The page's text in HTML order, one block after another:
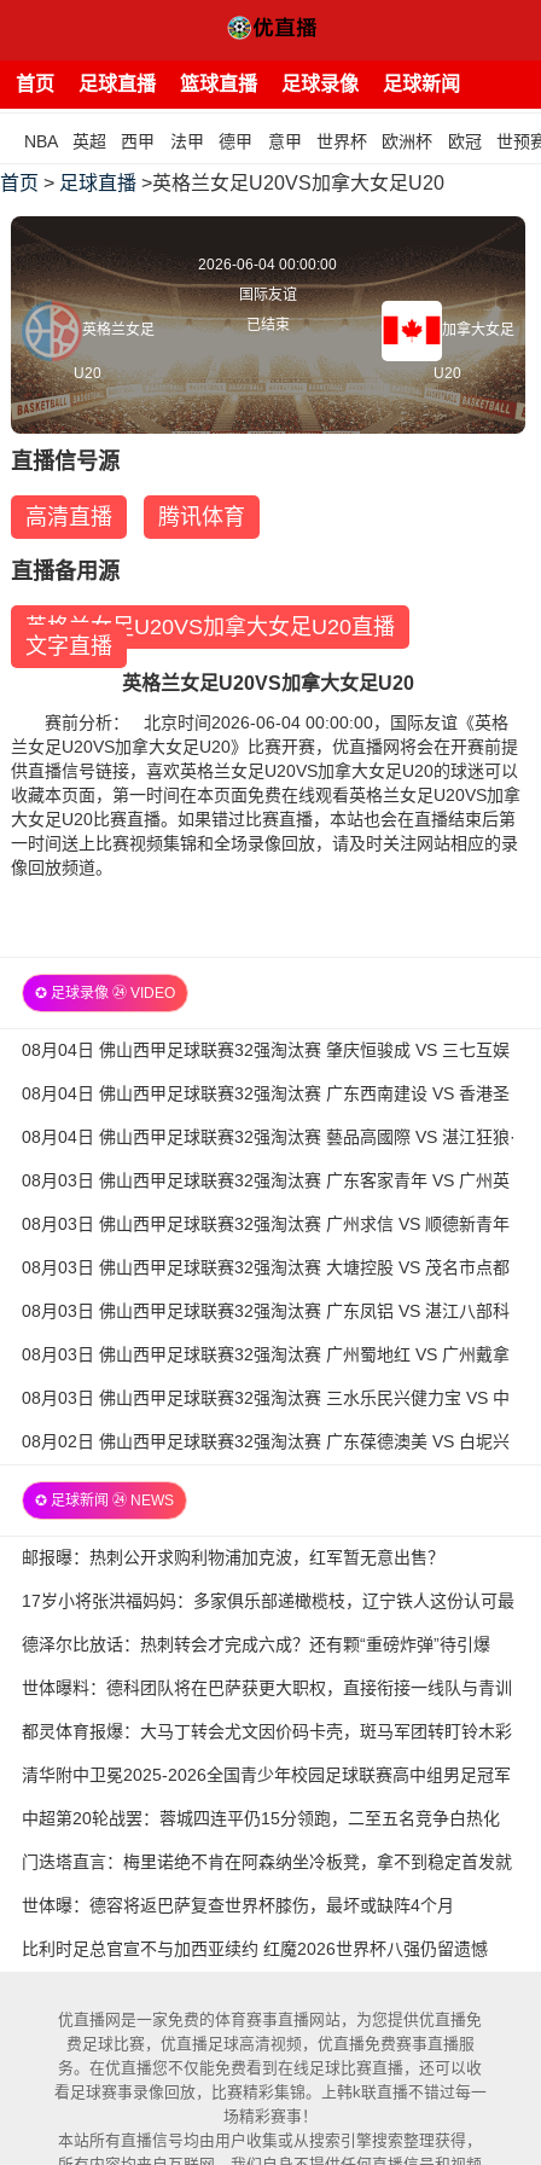
首页 足球直播 篮球直播 足球录像 足球新闻
NBA 英超 西甲 法甲 德甲 意甲 世界杯 欧洲杯 欧冠 世预
首页 > 足球直播 >英格兰女足U20VS加拿大女足U20
英格兰女足
U20
2026-06-04 00:00:00
国际友谊
已结束
加拿大女足
U20
直播信号源
高清直播 腾讯体育
直播备用源
英格兰女足U20VS加拿大女足U20直播
文字直播
英格兰女足U20VS加拿大女足U20
赛前分析： 北京时间2026-06-04 00:00:00，国际友谊《英格
兰女足U20VS加拿大女足U20》比赛开赛，优直播网将会在开赛前提
供直播信号链接，喜欢英格兰女足U20VS加拿大女足U20的球迷可以
收藏本页面，第一时间在本页面免费在线观看英格兰女足U20VS加拿
大女足U20比赛直播。如果错过比赛直播，本站也会在直播结束后第
一时间送上比赛视频集锦和全场录像回放，请及时关注网站相应的录
像回放频道。
✪ 足球录像 ㉔ VIDEO
08月04日 佛山西甲足球联赛32强淘汰赛 肇庆恒骏成 VS 三七互娱
全场录像
08月04日 佛山西甲足球联赛32强淘汰赛 广东西南建设 VS 香港圣
徒 全场录像
08月04日 佛山西甲足球联赛32强淘汰赛 藝品高國際 VS 湛江狂狼·
粵辉能源 全场录像
08月03日 佛山西甲足球联赛32强淘汰赛 广东客家青年 VS 广州英
华思力U17 全场录像
08月03日 佛山西甲足球联赛32强淘汰赛 广州求信 VS 顺德新青年
全场录像
08月03日 佛山西甲足球联赛32强淘汰赛 大塘控股 VS 茂名市点都
得 全场录像
08月03日 佛山西甲足球联赛32强淘汰赛 广东凤铝 VS 湛江八部科
技 全场录像
08月03日 佛山西甲足球联赛32强淘汰赛 广州蜀地红 VS 广州戴拿
模 全场录像
08月03日 佛山西甲足球联赛32强淘汰赛 三水乐民兴健力宝 VS 中
国澳门澳科精英 全场录像
08月02日 佛山西甲足球联赛32强淘汰赛 广东葆德澳美 VS 白坭兴
✪ 足球新闻 ㉔ NEWS
邮报曝：热刺公开求购利物浦加克波，红军暂无意出售？
17岁小将张洪福妈妈：多家俱乐部递橄榄枝，辽宁铁人这份认可最
实在
德泽尔比放话：热刺转会才完成六成？还有颗“重磅炸弹”待引爆
世体曝料：德科团队将在巴萨获更大职权，直接衔接一线队与青训
都灵体育报爆：大马丁转会尤文因价码卡壳，斑马军团转盯铃木彩
艳与维卡里奥
清华附中卫冕2025-2026全国青少年校园足球联赛高中组男足冠军
中超第20轮战罢：蓉城四连平仍15分领跑，二至五名竞争白热化
门迭塔直言：梅里诺绝不肯在阿森纳坐冷板凳，拿不到稳定首发就
考虑另寻出路
世体曝：德容将返巴萨复查世界杯膝伤，最坏或缺阵4个月
比利时足总官宣不与加西亚续约 红魔2026世界杯八强仍留遗憾
优直播网是一家免费的体育赛事直播网站，为您提供优直播免
费足球比赛，优直播足球高清视频，优直播免费赛事直播服
务。在优直播您不仅能免费看到在线足球比赛直播，还可以收
看足球赛事录像回放，比赛精彩集锦。上韩k联直播不错过每一
场精彩赛事！
本站所有直播信号均由用户收集或从搜索引擎搜索整理获得，